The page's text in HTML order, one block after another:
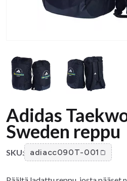
Adidas
Sweden reppu
SKU: adiacc090T-001